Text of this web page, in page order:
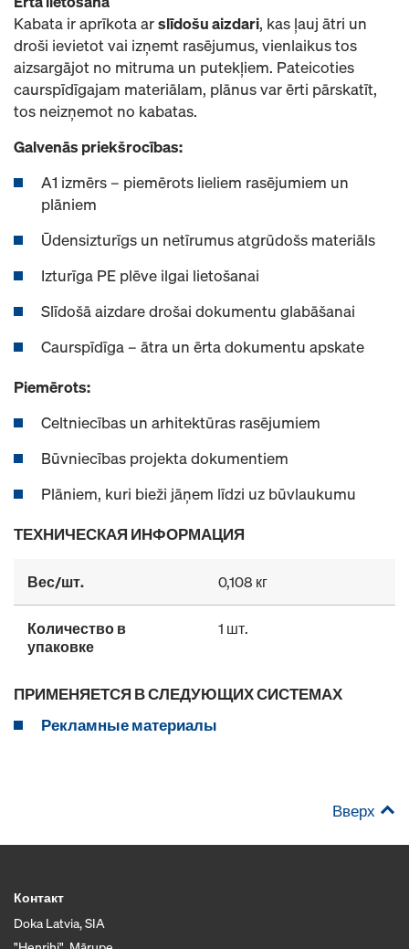
Kabata ir aprīkota arslīdošu aizdari, kas ļauj ātri un
droši ievietot vai izņemt rasējumus, vienlaikus tos
aizsargājot no mitruma un putekļiem. Pateicoties
caurspīdīgajam materiālam, plānus var ērti pārskatīt,
tos neizņemot no kabatas.
Galvenās priekšrocības:
A1 izmērs – piemērots lieliem rasējumiem un
plāniem
Ūdensizturīgs un netīrumus atgrūdošs materiāls
Izturīga PE plēve ilgai lietošanai
Slīdošā aizdare drošai dokumentu glabāšanai
Caurspīdīga – ātra un ērta dokumentu apskate
Piemērots:
Celtniecības un arhitektūras rasējumiem
Būvniecības projekta dokumentiem
Plāniem, kuri bieži jāņem līdzi uz būvlaukumu
ТЕХНИЧЕСКАЯ ИНФОРМАЦИЯ
Вес/шт. 0,108 кг
Количество в
упаковке
1 шт.
ПРИМЕНЯЕТСЯ В СЛЕДУЮЩИХ СИСТЕМАХ
Рекламные материалы
Вверх
Контакт
Doka Latvia, SIA